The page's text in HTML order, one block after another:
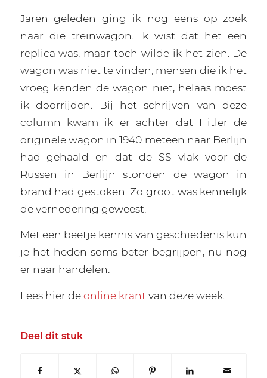
Jaren geleden ging ik nog eens op zoek
naar die treinwagon. Ik wist dat het een
replica was, maar toch wilde ik het zien. De
wagon was niet te vinden, mensen die ik het
vroeg kenden de wagon niet, helaas moest
ik doorrijden. Bij het schrijven van deze
column kwam ik er achter dat Hitler de
originele wagon in 1940 meteen naar Berlijn
had gehaald en dat de SS vlak voor de
Russen in Berlijn stonden de wagon in
brand had gestoken. Zo groot was kennelijk
de vernedering geweest.
Met een beetje kennis van geschiedenis kun
je het heden soms beter begrijpen, nu nog
er naar handelen.
Lees hier deonline krant van deze week.
Deel dit stuk